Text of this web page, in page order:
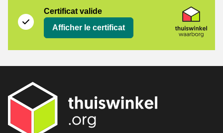
Certificat valide
Afficher le certificat